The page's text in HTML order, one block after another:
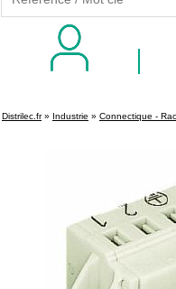
Distrilec.fr» Industrie » Connectique -